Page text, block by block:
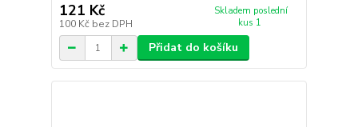
121 Kč
100 Kč bez DPH
Skladem poslední
kus 1
Přidat do košíku